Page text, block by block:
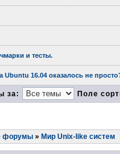
и тесты.
Ubuntu 16.04 оказалось не
за: Поле
форумы » Мир Unix-like систем